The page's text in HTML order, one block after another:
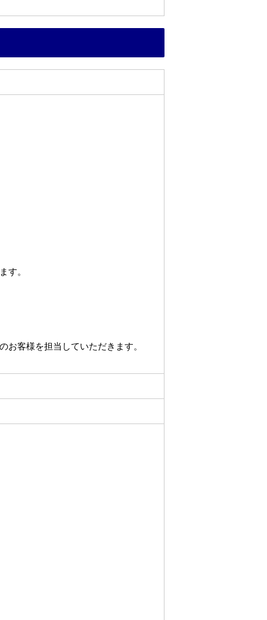
す。
客様を担当していただきます。